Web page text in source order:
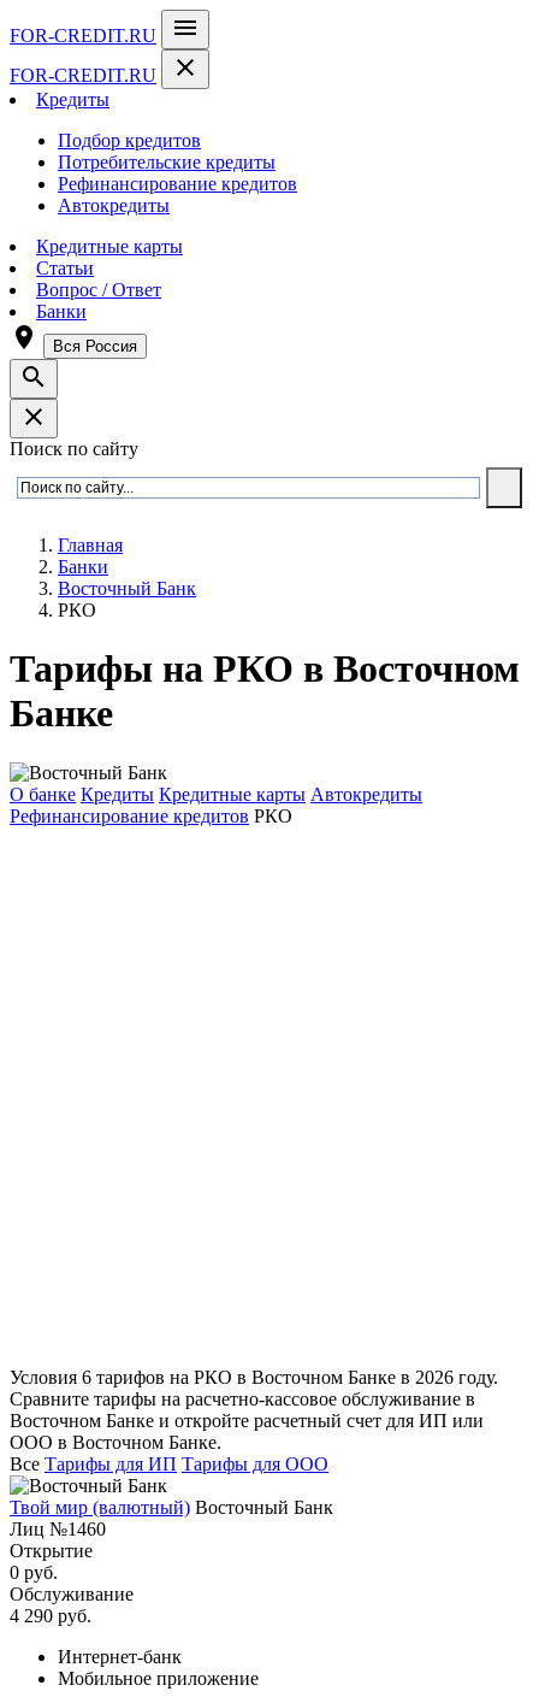
FOR-CREDIT.RU menu
FOR-CREDIT.RU close
Кредиты
Подбор кредитов
Потребительские кредиты
Рефинансирование кредитов
Автокредиты
Кредитные карты
Статьи
Вопрос / Ответ
Банки
room Вся Россия
search
close
Поиск по сайту
Главная
Банки
Восточный Банк
РКО
Тарифы на РКО в Восточном
Банке
О банке Кредиты Кредитные карты Автокредиты
Рефинансирование кредитов РКО
Условия 6 тарифов на РКО в Восточном Банке в 2026 году.
Сравните тарифы на расчетно-кассовое обслуживание в
Восточном Банке и откройте расчетный счет для ИП или
ООО в Восточном Банке.
Все Тарифы для ИП Тарифы для ООО
Твой мир (валютный) Восточный Банк
Лиц №1460
Открытие
0 руб.
Обслуживание
4 290 руб.
Интернет-банк
Мобильное приложение